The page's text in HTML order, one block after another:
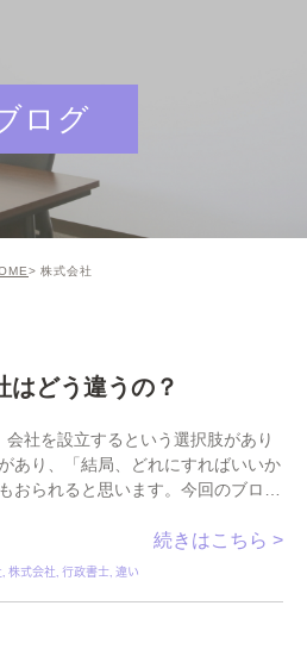
ログ
株式会社
はどう違うの？
社を設立するという選択肢があり
あり、「結局、どれにすればいいか
おられると思います。今回のブログ
続きはこちら >
株式会社 行政書士 違い